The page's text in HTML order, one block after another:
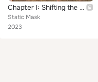
Chapter I: Shifting the Paradigm
Static Mask
2023